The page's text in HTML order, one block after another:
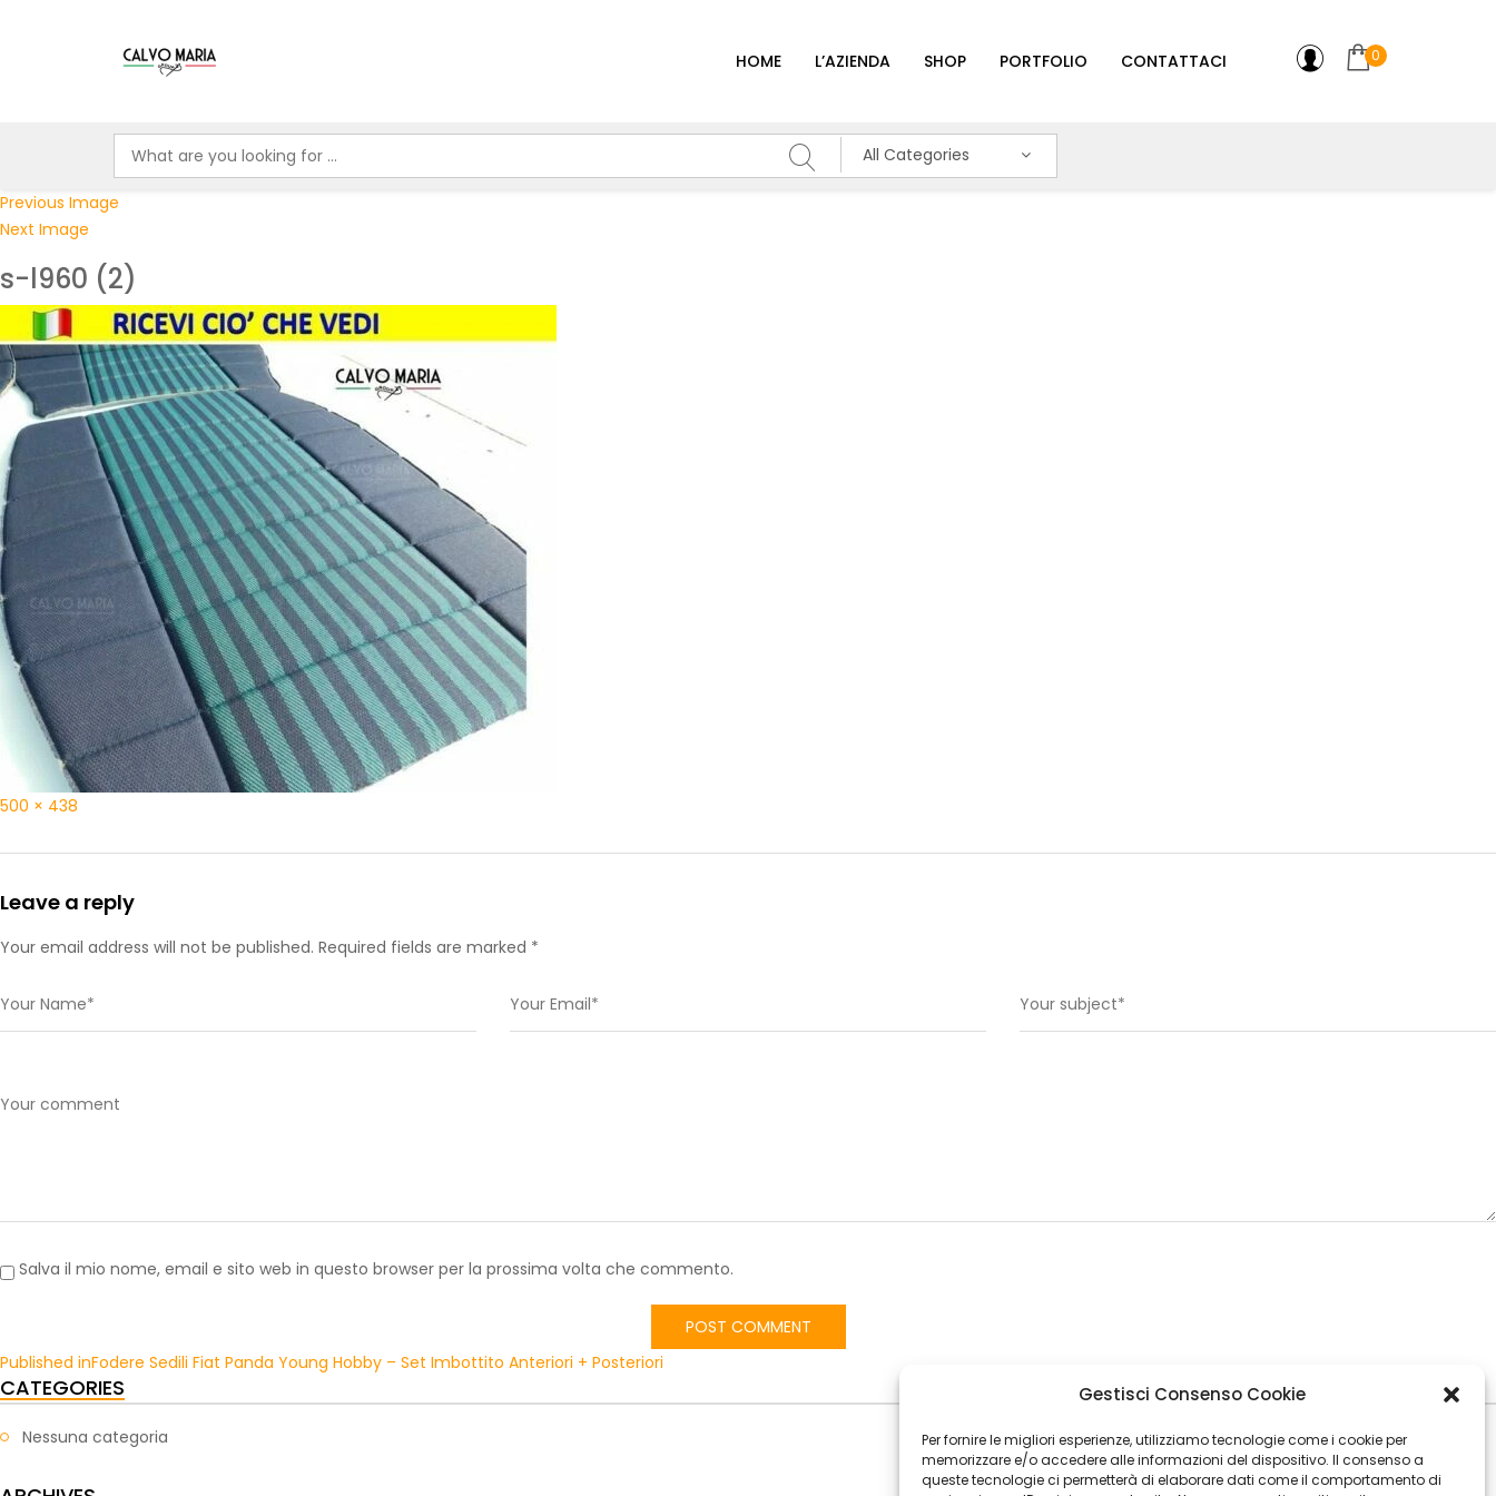
Gestisci Consenso Cookie
Per fornire le migliori esperienze, utilizziamo tecnologie come i cookie per
memorizzare e/o accedere alle informazioni del dispositivo. Il consenso a
queste tecnologie ci permetterà di elaborare dati come il comportamento di
HOME L’AZIENDA SHOP PORTFOLIO CONTATTACI 0
All Categories
Previous Image
Next Image
s-l960 (2)
500 × 438
Leave a reply
Your email address will not be published. Required fields are marked *
Salva il mio nome, email e sito web in questo browser per la prossima volta che commento.
Published inFodere Sedili Fiat Panda Young Hobby – Set Imbottito Anteriori + Posteriori
CATEGORIES
Nessuna categoria